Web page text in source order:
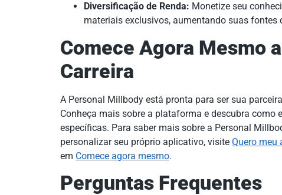
Diversificação de Renda: Monetize seu
materiais exclusivos, aumentando suas fontes
Comece Agora Mesmo
Carreira
A Personal Millbody está pronta para ser sua
Conheça mais sobre a plataforma e descubra como
específicas. Para saber mais sobre a Personal
personalizar seu próprio aplicativo, visite Quero meu
em Comece agora mesmo.
Perguntas Frequentes